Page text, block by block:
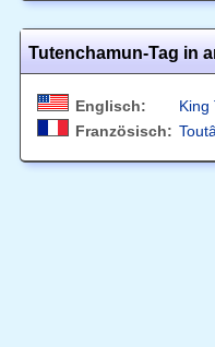
Tutenchamun-Tag in
Englisch:
King
Französisch: